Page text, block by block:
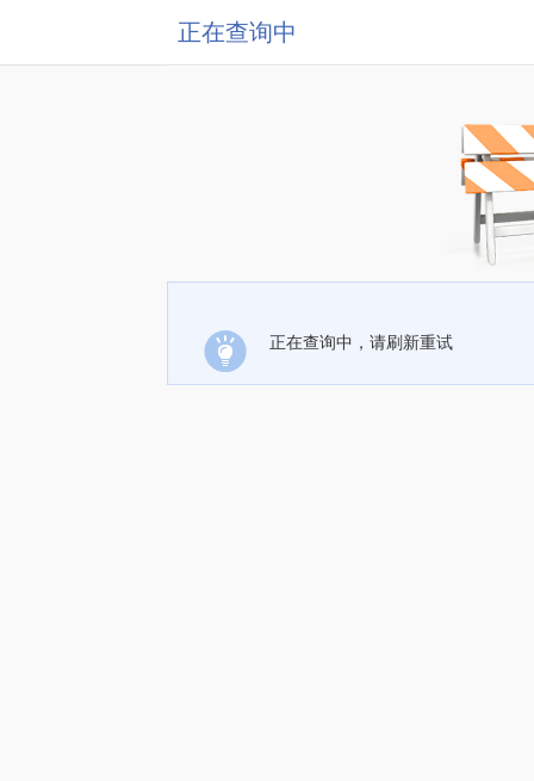
正在查询中
正在查询中，请刷新重试